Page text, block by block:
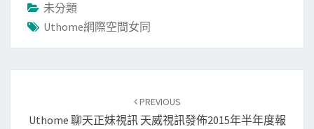
未分類
Uthome網際空間女同
PREVIOUS
Uthome 聊天正妹視訊 天威視訊發佈2015年半年度報